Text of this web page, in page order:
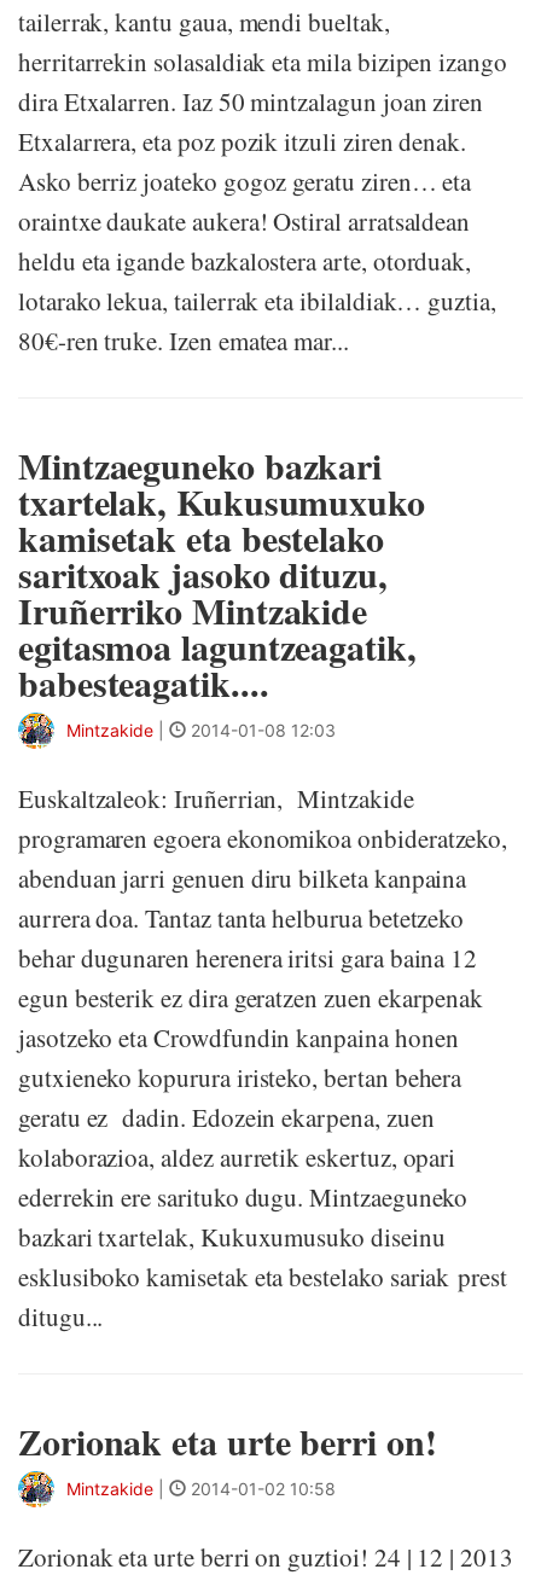
tailerrak, kantu gaua, mendi bueltak,
herritarrekin solasaldiak eta mila bizipen izango
dira Etxalarren. Iaz 50 mintzalagun joan ziren
Etxalarrera, eta poz pozik itzuli ziren denak.
Asko berriz joateko gogoz geratu ziren… eta
oraintxe daukate aukera! Ostiral arratsaldean
heldu eta igande bazkalostera arte, otorduak,
lotarako lekua, tailerrak eta ibilaldiak… guztia,
80€-ren truke. Izen ematea mar...
Mintzaeguneko bazkari
txartelak, Kukusumuxuko
kamisetak eta bestelako
saritxoak jasoko dituzu,
Iruñerriko Mintzakide
egitasmoa laguntzeagatik,
babesteagatik....
Mintzakide 2014-01-08 12:03
Euskaltzaleok: Iruñerrian, Mintzakide
programaren egoera ekonomikoa onbideratzeko,
abenduan jarri genuen diru bilketa kanpaina
aurrera doa. Tantaz tanta helburua betetzeko
behar dugunaren herenera iritsi gara baina 12
egun besterik ez dira geratzen zuen ekarpenak
jasotzeko eta Crowdfundin kanpaina honen
gutxieneko kopurura iristeko, bertan behera
geratu ez dadin. Edozein ekarpena, zuen
kolaborazioa, aldez aurretik eskertuz, opari
ederrekin ere sarituko dugu. Mintzaeguneko
bazkari txartelak, Kukuxumusuko diseinu
esklusiboko kamisetak eta bestelako sariak prest
ditugu...
Zorionak eta urte berri on!
Mintzakide 2014-01-02 10:58
Zorionak eta urte berri on guztioi! 24 | 12 | 2013